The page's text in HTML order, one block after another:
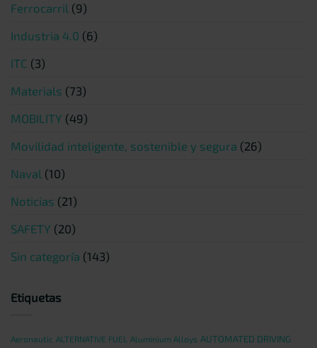
Ferrocarril (9)
Industria 4.0 (6)
ITC (3)
Materials (73)
MOBILITY (49)
Movilidad inteligente, sostenible y segura (26)
Naval (10)
Noticias (21)
SAFETY (20)
Sin categoría (143)
Etiquetas
Aeronautic ALTERNATIVE FUEL Aluminium Alloys AUTOMATED DRIVING